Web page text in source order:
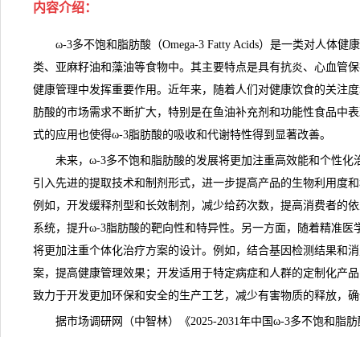
内容介绍：
ω-3多不饱和脂肪酸 （Omega-3 Fatty Acids）是一类对人体
类、亚麻籽油和藻油等食物中。其主要特点是具有抗炎、心血管
健康管理中发挥重要作用。近年来，随着人们对健康饮食的关注
肪酸的市场需求不断扩大，特别是在鱼油补充剂和功能性食品中
式的应用也使得ω-3脂肪酸的吸收和代谢特性得到显著改善。
未来，ω-3多不饱和脂肪酸的发展将更加注重高效能和个性化
引入先进的提取技术和制剂形式，进一步提高产品的生物利用度
例如，开发缓释剂型和长效制剂，减少给药次数，提高消费者的
系统，提升ω-3脂肪酸的靶向性和特异性。另一方面，随着精准
将更加注重个体化治疗方案的设计。例如，结合基因检测结果和
案，提高健康管理效果；开发适用于特定病症和人群的定制化产
致力于开发更加环保和安全的生产工艺，减少有害物质的释放，
据市场调研网（中智林）《2025-2031年中国ω-3多不饱和脂